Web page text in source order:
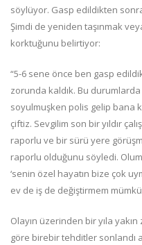
söylüyor. Gasp edildikten
Şimdi de yeniden taşınmak
korktuğunu belirtiyor:
“5-6 sene önce ben gasp
zorunda kaldık. Bu
soyulmuşken polis gelip bana
çiftiz. Sevgilim son bir yıldır
raporlu ve bir sürü yere
raporlu olduğunu söyledi.
‘senin özel hayatın bize çok
ev de iş de değiştirmem
Olayın üzerinden bir yıla yakın
göre birebir tehditler sonlandı